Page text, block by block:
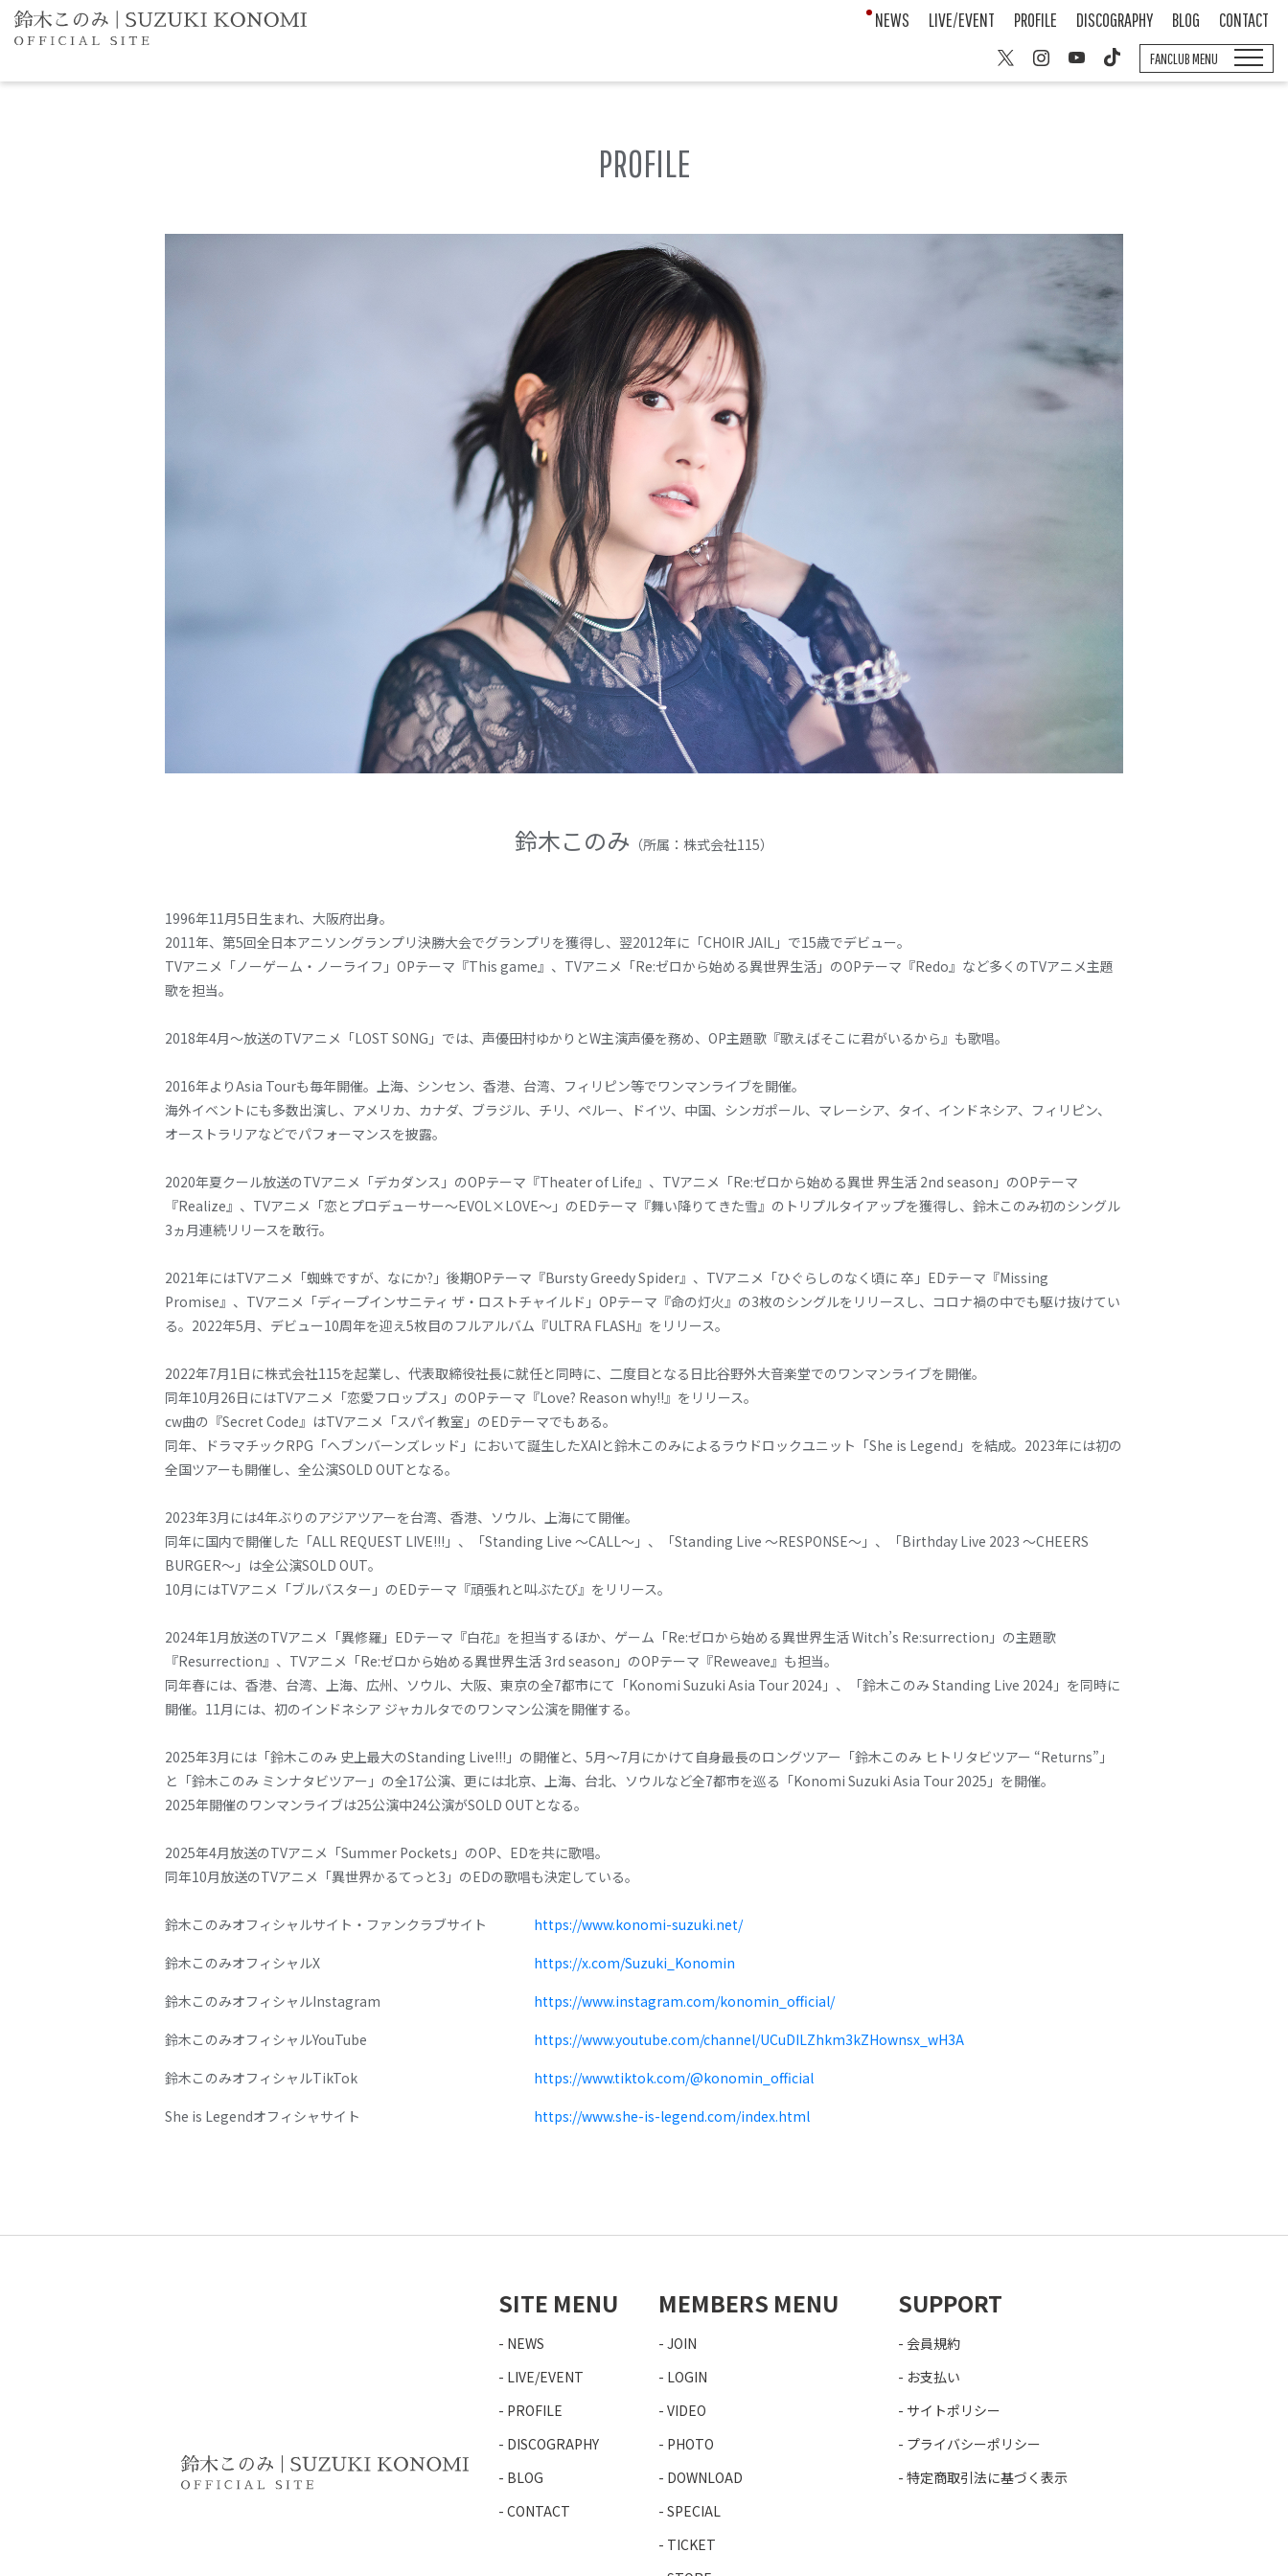
NEWS LIVE/EVENT PROFILE DISCOGRAPHY BLOG CONTACT
FANCLUB MENU
PROFILE
鈴木このみ （所属：株式会社115）
1996年11月5日生まれ、大阪府出身。
2011年、第5回全日本アニソングランプリ決勝大会でグランプリを獲得し、翌2012年に「CHOIR JAIL」で15歳でデビュー。
TVアニメ「ノーゲーム・ノーライフ」OPテーマ『This game』、TVアニメ「Re:ゼロから始める異世界生活」のOPテーマ『Redo』など多くのTVアニメ主題
歌を担当。
2018年4月～放送のTVアニメ「LOST SONG」では、声優田村ゆかりとW主演声優を務め、OP主題歌『歌えばそこに君がいるから』も歌唱。
2016年よりAsia Tourも毎年開催。上海、シンセン、香港、台湾、フィリピン等でワンマンライブを開催。
海外イベントにも多数出演し、アメリカ、カナダ、ブラジル、チリ、ペルー、ドイツ、中国、シンガポール、マレーシア、タイ、インドネシア、フィリピン、
オーストラリアなどでパフォーマンスを披露。
2020年夏クール放送のTVアニメ「デカダンス」のOPテーマ『Theater of Life』、TVアニメ「Re:ゼロから始める異世 界生活 2nd season」のOPテーマ
『Realize』、TVアニメ「恋とプロデューサー～EVOL×LOVE～」のEDテーマ『舞い降りてきた雪』のトリプルタイアップを獲得し、鈴木このみ初のシングル
3ヵ月連続リリースを敢行。
2021年にはTVアニメ「蜘蛛ですが、なにか?」後期OPテーマ『Bursty Greedy Spider』、TVアニメ「ひぐらしのなく頃に 卒」EDテーマ『Missing
Promise』、TVアニメ「ディープインサニティ ザ・ロストチャイルド」OPテーマ『命の灯火』の3枚のシングルをリリースし、コロナ禍の中でも駆け抜けてい
る。2022年5月、デビュー10周年を迎え5枚目のフルアルバム『ULTRA FLASH』をリリース。
2022年7月1日に株式会社115を起業し、代表取締役社長に就任と同時に、二度目となる日比谷野外大音楽堂でのワンマンライブを開催。
同年10月26日にはTVアニメ「恋愛フロップス」のOPテーマ『Love? Reason why!!』をリリース。
cw曲の『Secret Code』はTVアニメ「スパイ教室」のEDテーマでもある。
同年、ドラマチックRPG「ヘブンバーンズレッド」において誕生したXAIと鈴木このみによるラウドロックユニット「She is Legend」を結成。2023年には初の
全国ツアーも開催し、全公演SOLD OUTとなる。
2023年3月には4年ぶりのアジアツアーを台湾、香港、ソウル、上海にて開催。
同年に国内で開催した「ALL REQUEST LIVE!!!」、「Standing Live ～CALL～」、「Standing Live ～RESPONSE～」、「Birthday Live 2023 ～CHEERS
BURGER～」は全公演SOLD OUT。
10月にはTVアニメ「ブルバスター」のEDテーマ『頑張れと叫ぶたび』をリリース。
2024年1月放送のTVアニメ「異修羅」EDテーマ『白花』を担当するほか、ゲーム「Re:ゼロから始める異世界生活 Witch’s Re:surrection」の主題歌
『Resurrection』、TVアニメ「Re:ゼロから始める異世界生活 3rd season」のOPテーマ『Reweave』も担当。
同年春には、香港、台湾、上海、広州、ソウル、大阪、東京の全7都市にて「Konomi Suzuki Asia Tour 2024」、「鈴木このみ Standing Live 2024」を同時に
開催。11月には、初のインドネシア ジャカルタでのワンマン公演を開催する。
2025年3月には「鈴木このみ 史上最大のStanding Live!!!」の開催と、5月～7月にかけて自身最長のロングツアー「鈴木このみ ヒトリタビツアー “Returns”」
と「鈴木このみ ミンナタビツアー」の全17公演、更には北京、上海、台北、ソウルなど全7都市を巡る「Konomi Suzuki Asia Tour 2025」を開催。
2025年開催のワンマンライブは25公演中24公演がSOLD OUTとなる。
2025年4月放送のTVアニメ「Summer Pockets」のOP、EDを共に歌唱。
同年10月放送のTVアニメ「異世界かるてっと3」のEDの歌唱も決定している。
鈴木このみオフィシャルサイト・ファンクラブサイト
https://www.konomi-suzuki.net/
鈴木このみオフィシャルX
https://x.com/Suzuki_Konomin
鈴木このみオフィシャルInstagram
https://www.instagram.com/konomin_official/
鈴木このみオフィシャルYouTube
https://www.youtube.com/channel/UCuDILZhkm3kZHownsx_wH3A
鈴木このみオフィシャルTikTok
https://www.tiktok.com/@konomin_official
She is Legendオフィシャサイト
https://www.she-is-legend.com/index.html
SITE MENU
NEWS
LIVE/EVENT
PROFILE
DISCOGRAPHY
BLOG
CONTACT
MEMBERS MENU
JOIN
LOGIN
VIDEO
PHOTO
DOWNLOAD
SPECIAL
TICKET
SUPPORT
会員規約
お支払い
サイトポリシー
プライバシーポリシー
特定商取引法に基づく表示